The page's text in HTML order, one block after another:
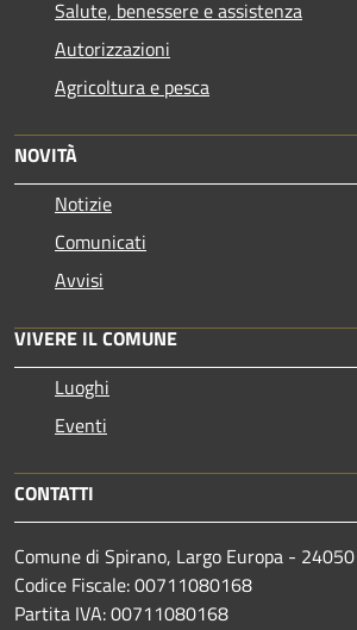
Salute, benessere e assistenza
Autorizzazioni
Agricoltura e pesca
NOVITÀ
Notizie
Comunicati
Avvisi
VIVERE IL COMUNE
Luoghi
Eventi
CONTATTI
Comune di Spirano, Largo Europa -
Codice Fiscale: 00711080168
Partita IVA: 00711080168